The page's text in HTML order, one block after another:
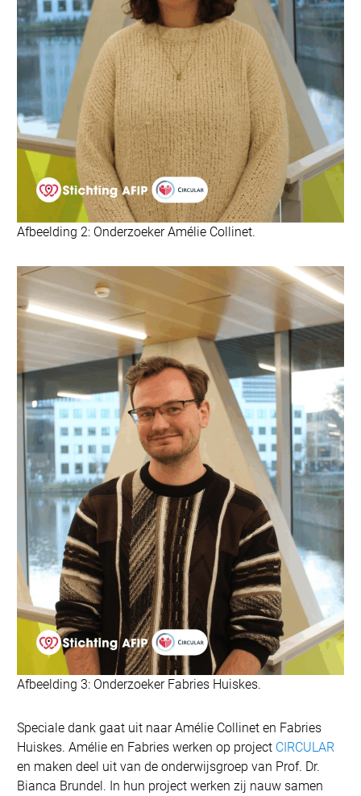
Afbeelding 2: Onderzoeker Amélie Collinet.
Afbeelding 3: Onderzoeker Fabries Huiskes.
Speciale dank gaat uit naar Amélie Collinet en Fabries
Huiskes. Amélie en Fabries werken op project CIRCULAR
en maken deel uit van de onderwijsgroep van Prof. Dr.
Bianca Brundel. In hun project werken zij nauw samen